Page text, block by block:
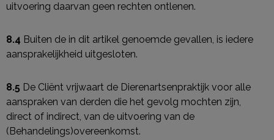
uitvoering daarvan geen rechten ontlenen.
8.4 Buiten de in dit artikel genoemde gevallen, is iedere
aansprakelijkheid uitgesloten.
8.5 De Cliënt vrijwaart de Dierenartsenpraktijk voor alle
aanspraken van derden die het gevolg mochten zijn,
direct of indirect, van de uitvoering van de
(Behandelings)overeenkomst.